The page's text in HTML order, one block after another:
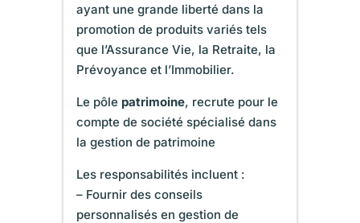
ayant une grande liberté dans la
promotion de produits variés tels
que l’Assurance Vie, la Retraite, la
Prévoyance et l’Immobilier.
Le pôle patrimoine, recrute pour le
compte de société spécialisé dans
la gestion de patrimoine
Les responsabilités incluent :
– Fournir des conseils
personnalisés en gestion de